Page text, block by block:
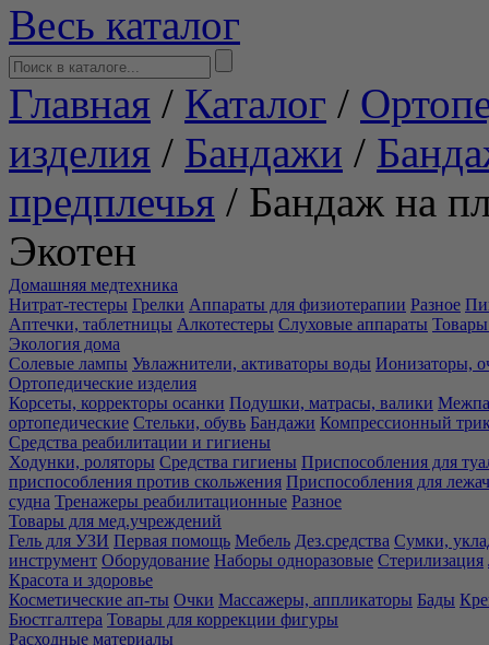
Весь каталог
Главная / Каталог /
изделия / Бандажи /
предплечья / Бандаж на
Экотен
Домашняя медтехника
Нитрат-тестеры Грелки Аппараты для физиотерапии Разное
Аптечки, таблетницы Алкотестеры Слуховые аппараты Товары
Экология дома
Солевые лампы Увлажнители, активаторы воды Ионизаторы,
Ортопедические изделия
Корсеты, корректоры осанки Подушки, матрасы, валики
ортопедические Стельки, обувь Бандажи Компрессионный
Средства реабилитации и гигиены
Ходунки, роляторы Средства гигиены Приспособления для
приспособления против скольжения Приспособления для
судна Тренажеры реабилитационные Разное
Товары для мед.учреждений
Гель для УЗИ Первая помощь Мебель Дез.средства Сумки,
инструмент Оборудование Наборы одноразовые Стерилизация
Красота и здоровье
Косметические ап-ты Очки Массажеры, аппликаторы Бады
Бюстгалтера Товары для коррекции фигуры
Расходные материалы